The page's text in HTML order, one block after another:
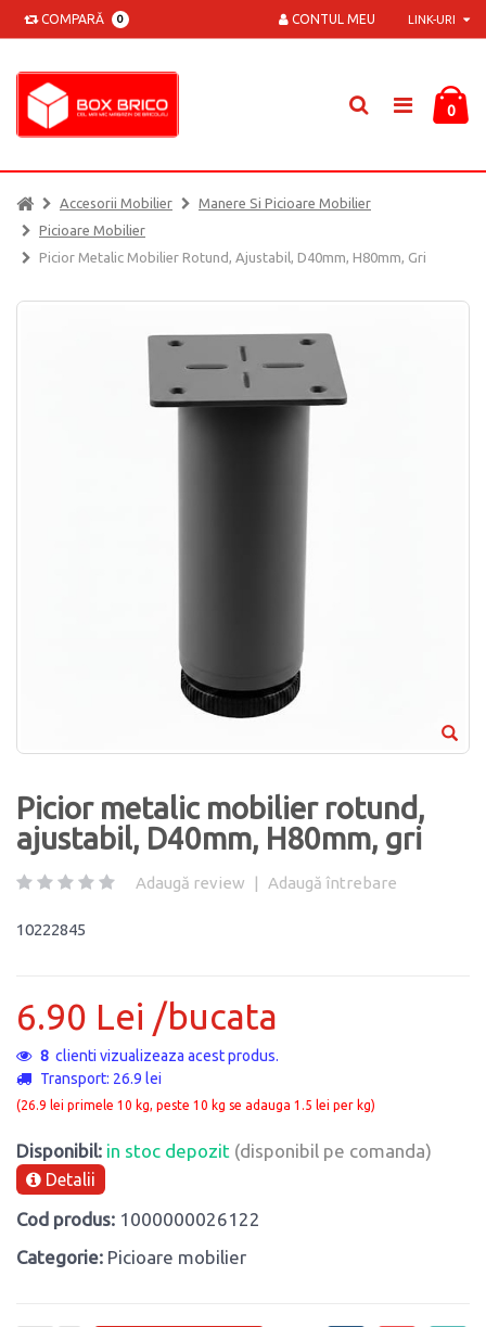
COMPARĂ 0 LINK-URI
CONTUL MEU
0
Accesorii Mobilier
Manere Si Picioare Mobilier
Picioare Mobilier
Picior Metalic Mobilier Rotund, Ajustabil, D40mm, H80mm, Gri
Picior metalic mobilier rotund,
ajustabil, D40mm, H80mm, gri
Adaugă review | Adaugă întrebare
10222845
6.90 Lei /bucata
8 clienti vizualizeaza acest produs.
Transport: 26.9 lei
(26.9 lei primele 10 kg, peste 10 kg se adauga 1.5 lei per kg)
Disponibil: in stoc depozit (disponibil pe comanda)
Detalii
Cod produs: 1000000026122
Categorie: Picioare mobilier